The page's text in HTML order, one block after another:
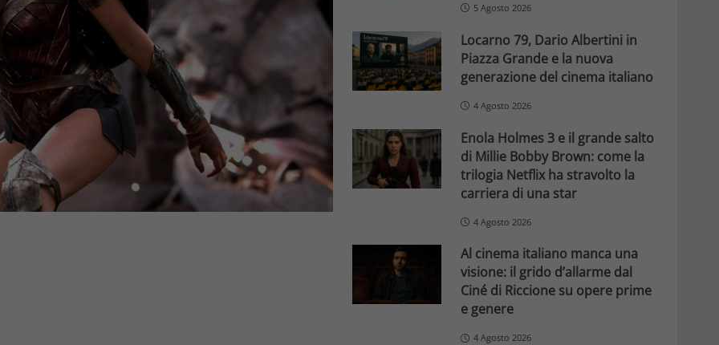
5 Agosto 2026
Locarno 79, Dario Albertini in
Piazza Grande e la nuova
generazione del cinema italiano
4 Agosto 2026
Enola Holmes 3 e il grande salto
di Millie Bobby Brown: come la
trilogia Netflix ha stravolto la
carriera di una star
4 Agosto 2026
Al cinema italiano manca una
visione: il grido d’allarme dal
Ciné di Riccione su opere prime
e genere
4 Agosto 2026